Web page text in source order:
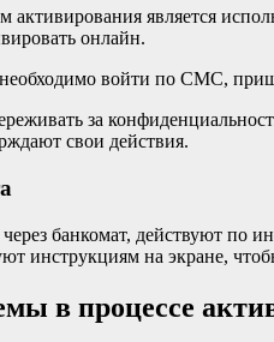
является
онлайн.
войти по СМС,
за
свои действия.
банкомат, действуют по
инструкциям на экране,
в процессе